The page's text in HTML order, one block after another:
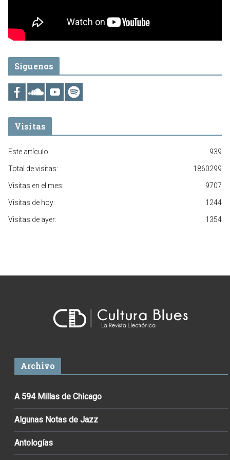
Síguenos
Visitas
939
Este artículo:
1860299
Total de visitas:
9707
Visitas en el mes:
1244
Visitas de hoy:
1354
Visitas de ayer:
Archivo
A 594 Millas de Chicago
Algunas Notas de Jazz
Antologías